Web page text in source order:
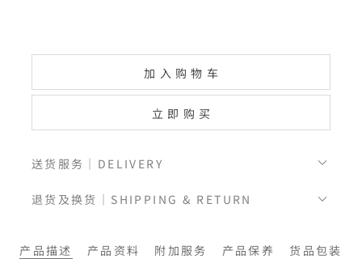
加入购物车
立即购买
送货服务｜DELIVERY
退货及换货｜SHIPPING & RETURN
产品描述 产品资料 附加服务 产品保养 货品包装